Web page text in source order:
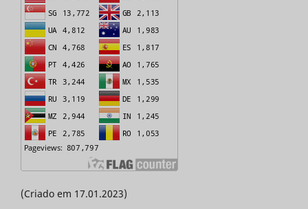
(Criado em 17.01.2023)